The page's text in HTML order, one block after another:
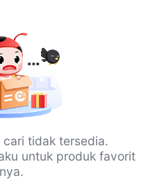
tidak tersedia.
untuk produk favorit